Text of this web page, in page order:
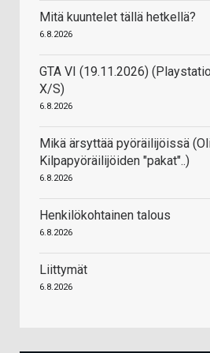
Mitä kuuntelet tällä hetkellä?
6.8.2026
GTA VI (19.11.2026)
X/S)
6.8.2026
Mikä ärsyttää pyöräilijöissä
Kilpapyöräilijöiden "pakat"..)
6.8.2026
Henkilökohtainen talous
6.8.2026
Liittymät
6.8.2026